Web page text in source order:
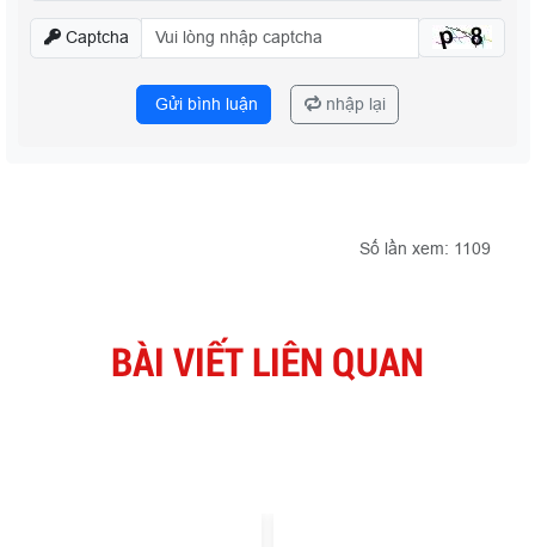
Captcha
Gửi bình luận nhập lại
Số lần xem: 1109
BÀI VIẾT LIÊN QUAN